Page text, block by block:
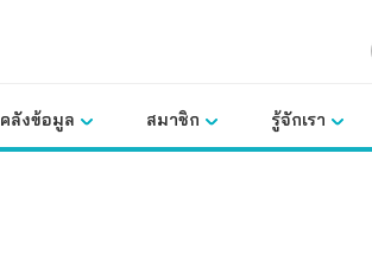
คลังข้อมูล สมาชิก รู้จักเรา